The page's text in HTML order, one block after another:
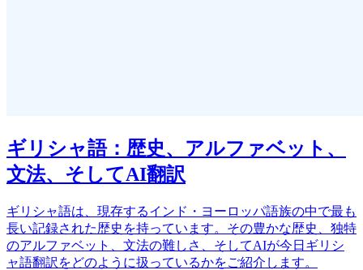
ギリシャ語：歴史、アルファベット、
文法、そしてAI翻訳
ギリシャ語は、現存するインド・ヨーロッパ語族の中で最も
長い記録された歴史を持っています。その豊かな歴史、独特
のアルファベット、文法の難しさ、そしてAIが今日ギリシ
ャ語翻訳をどのように扱っているかをご紹介します。